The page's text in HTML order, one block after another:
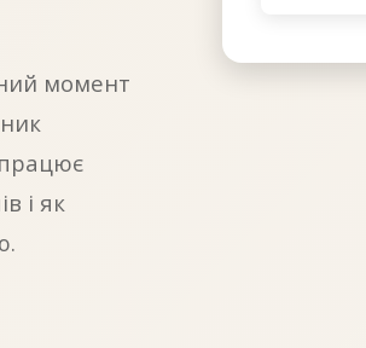
момент
і як